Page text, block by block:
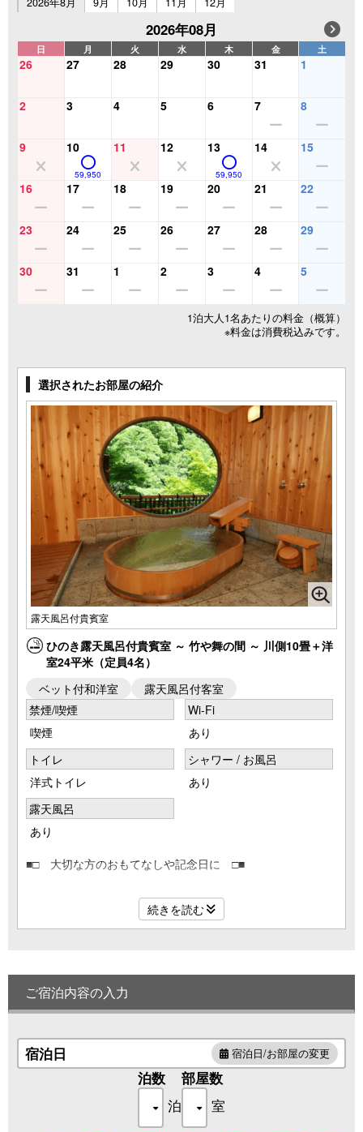
2026年08月
日 月 火 水 木 金 土
26 27 28 29 30 31 1
2 3 4 5 6 7 8
9 10
59,950
11 12 13
59,950
14 15
16 17 18 19 20 21 22
23 24 25 26 27 28 29
30 31 1 2 3 4 5
1泊大人1名あたりの料金（概算）
※料金は消費税込みです。
選択されたお部屋の紹介
露天風呂付貴賓室
ひのき露天風呂付貴賓室 ～ 竹や舞の間 ～ 川側10畳＋洋
室24平米（定員4名）
ベット付和洋室
露天風呂付客室
禁煙/喫煙
喫煙
Wi-Fi
あり
トイレ
洋式トイレ
シャワー / お風呂
あり
露天風呂
あり
■□ 大切な方のおもてなしや記念日に □■
和室10畳＋洋室24㎡ に源泉掛け流し檜造りの露天風呂が付
いた全てにおけるグレードが≪五つ星クラス≫の和洋室。
のマイナスイオンを浴び、箱根の大自然を臨む清潔で本格的
な癒しの空間。
ご人数に応じて、ツインベッドの他にお布団のご用意となっ
ております。最大定員4名様。
※客室定員はお布団のいらない乳幼児までを含めた人数とな
ります。
※グループ旅行の場合、お食事は一部宴会場でのご案内とな
る場合がございますので予めご了承をお願いします。
続きを読む
ご宿泊内容の入力
宿泊日 宿泊日/お部屋の変更
泊数
泊
部屋数
室